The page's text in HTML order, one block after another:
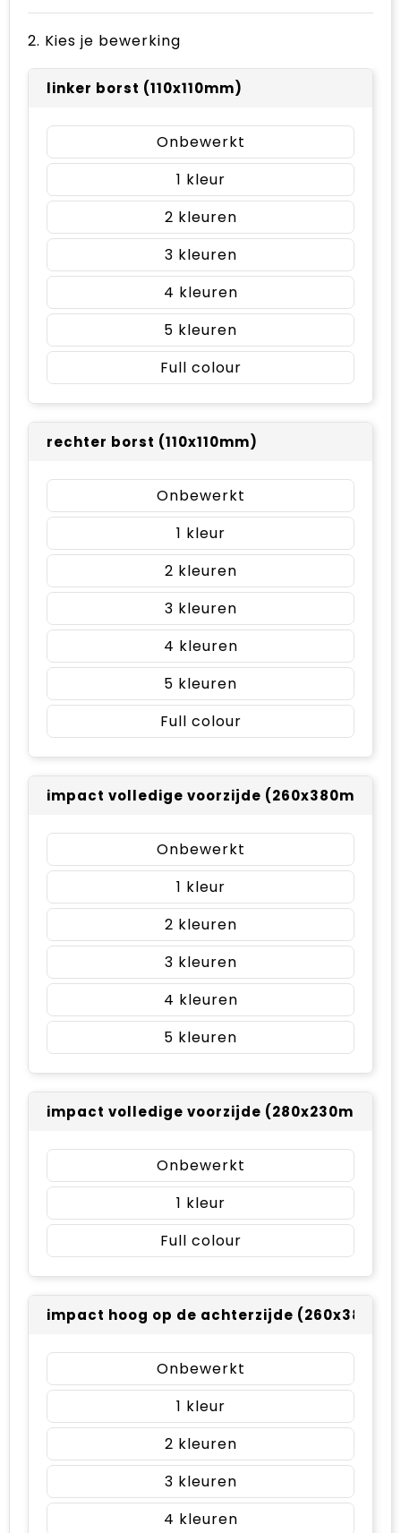
2. Kies je bewerking
linker borst (110x110mm)
Onbewerkt
1
2
3
4
5
Full colour
rechter borst (110x110mm)
Onbewerkt
1
2
3
4
5
Full colour
impact volledige voorzijde (260x380mm)
Onbewerkt
1
2
3
4
5
impact volledige voorzijde (280x230mm)
Onbewerkt
1
Full colour
impact hoog op de achterzijde
Onbewerkt
1
2
3
4